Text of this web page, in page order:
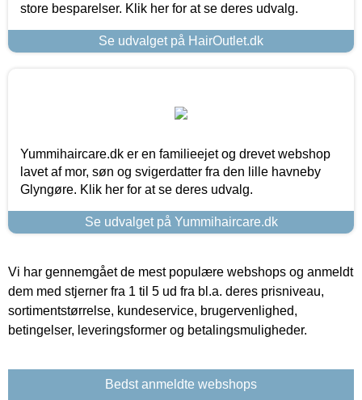
store besparelser. Klik her for at se deres udvalg.
Se udvalget på HairOutlet.dk
Yummihaircare.dk er en familieejet og drevet webshop
lavet af mor, søn og svigerdatter fra den lille havneby
Glyngøre. Klik her for at se deres udvalg.
Se udvalget på Yummihaircare.dk
Vi har gennemgået de mest populære webshops og anmeldt
dem med stjerner fra 1 til 5 ud fra bl.a. deres prisniveau,
sortimentstørrelse, kundeservice, brugervenlighed,
betingelser, leveringsformer og betalingsmuligheder.
Bedst anmeldte webshops